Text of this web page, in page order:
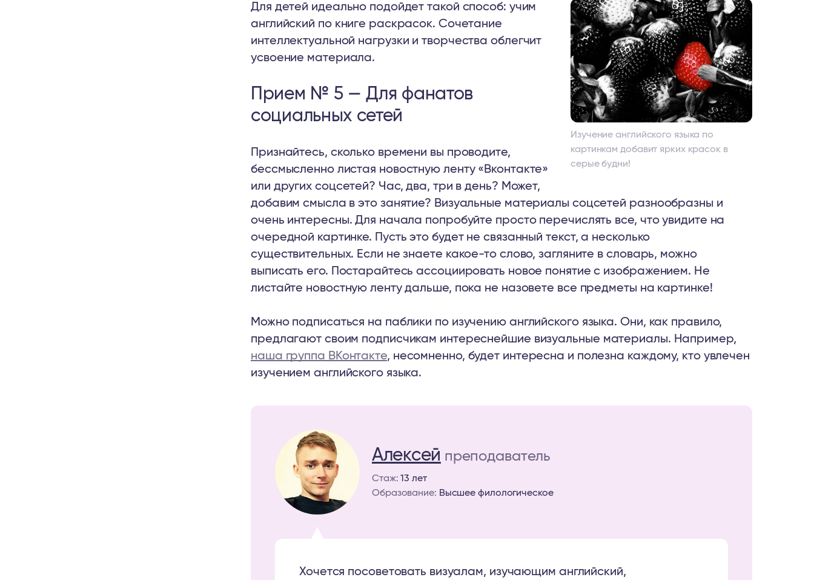
Изучение английского языка по
картинкам добавит ярких красок в
серые будни!
Для детей идеально подойдет такой способ: учим
английский по книге раскрасок. Сочетание
интеллектуальной нагрузки и творчества облегчит
усвоение материала.
Прием № 5 — Для фанатов
социальных сетей
Признайтесь, сколько времени вы проводите,
бессмысленно листая новостную ленту «Вконтакте»
или других соцсетей? Час, два, три в день? Может,
добавим смысла в это занятие? Визуальные материалы соцсетей разнообразны и
очень интересны. Для начала попробуйте просто перечислять все, что увидите на
очередной картинке. Пусть это будет не связанный текст, а несколько
существительных. Если не знаете какое-то слово, загляните в словарь, можно
выписать его. Постарайтесь ассоциировать новое понятие с изображением. Не
листайте новостную ленту дальше, пока не назовете все предметы на картинке!
Можно подписаться на паблики по изучению английского языка. Они, как правило,
предлагают своим подписчикам интереснейшие визуальные материалы. Например,
наша группа ВКонтакте, несомненно, будет интересна и полезна каждому, кто увлечен
изучением английского языка.
Алексей преподаватель
Стаж: 13 лет
Образование: Высшее филологическое
Хочется посоветовать визуалам, изучающим английский,